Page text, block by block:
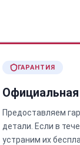
ГАРАНТИЯ
Предоставляем
детали. Если в
устраним их